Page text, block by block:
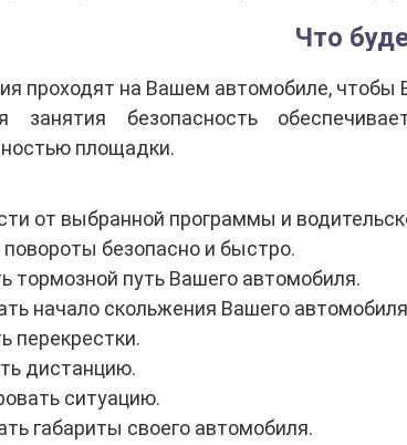
Что
проходят на Вашем автомобиле,
занятия безопасность
площадки.
от выбранной программы и
повороты безопасно и быстро.
тормозной путь Вашего автомобиля.
начало скольжения Вашего
перекрестки.
дистанцию.
ситуацию.
габариты своего автомобиля.